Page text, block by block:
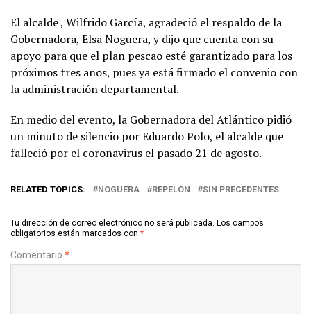
El alcalde , Wilfrido García, agradeció el respaldo de la
Gobernadora, Elsa Noguera, y dijo que cuenta con su
apoyo para que el plan pescao esté garantizado para los
próximos tres años, pues ya está firmado el convenio con
la administración departamental.
En medio del evento, la Gobernadora del Atlántico pidió
un minuto de silencio por Eduardo Polo, el alcalde que
falleció por el coronavirus el pasado 21 de agosto.
RELATED TOPICS: NOGUERA REPELÓN SIN PRECEDENTES
Tu dirección de correo electrónico no será publicada. Los campos
obligatorios están marcados con *
Comentario *